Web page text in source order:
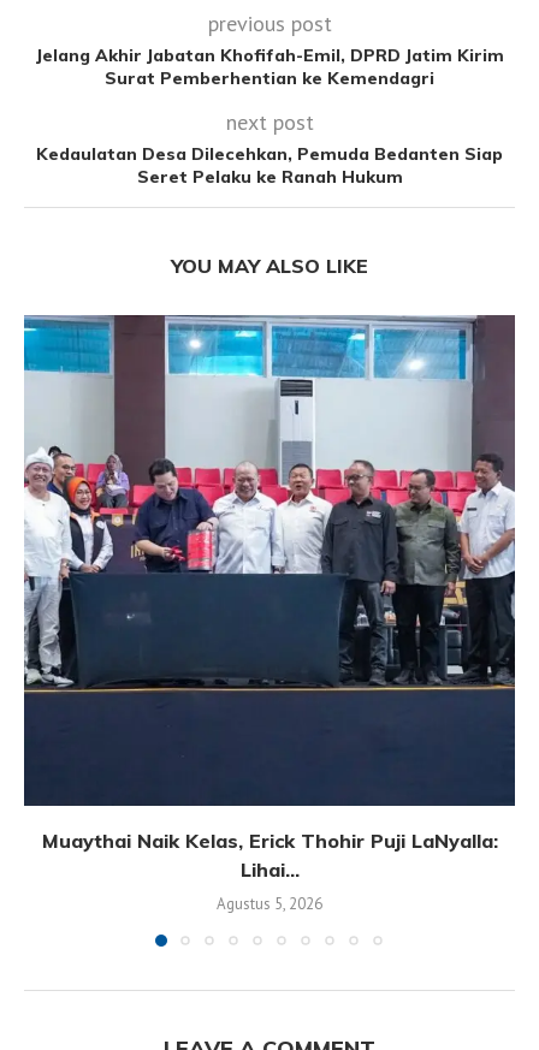
previous post
Jelang Akhir Jabatan Khofifah-Emil, DPRD Jatim Kirim
Surat Pemberhentian ke Kemendagri
next post
Kedaulatan Desa Dilecehkan, Pemuda Bedanten Siap
Seret Pelaku ke Ranah Hukum
YOU MAY ALSO LIKE
Muaythai Naik Kelas, Erick Thohir Puji LaNyalla:
Lihai...
Agustus 5, 2026